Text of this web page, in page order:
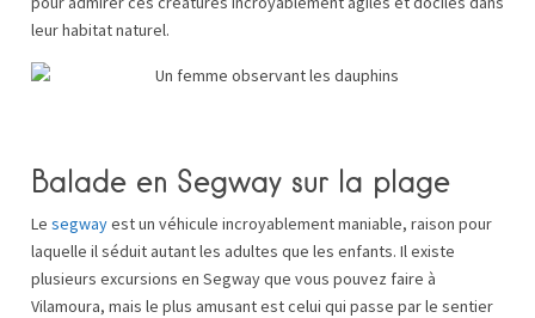
leur habitat naturel.
Balade en Segway sur la plage
Le segwayest un véhicule incroyablement maniable, raison pour
laquelle il séduit autant les adultes que les enfants. Il existe
plusieurs excursions en Segway que vous pouvez faire à
Vilamoura, mais le plus amusant est celui qui passe par le sentier